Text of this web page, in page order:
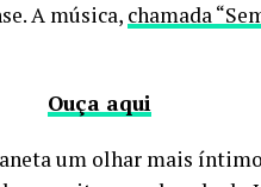
A música, chamada
Ouça aqui
um olhar mais